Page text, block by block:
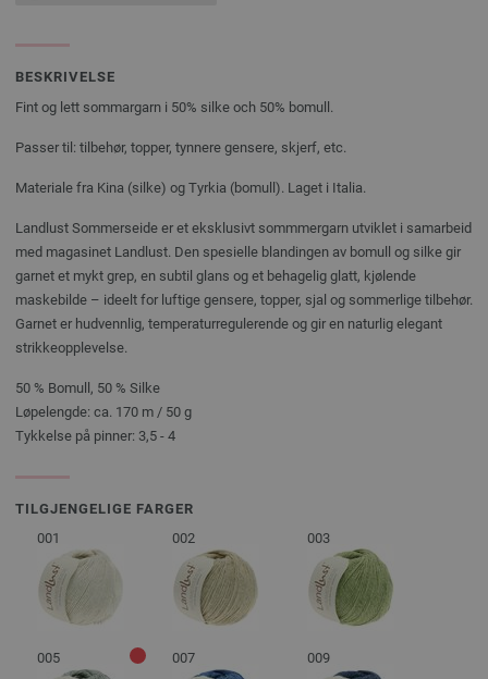
BESKRIVELSE
Fint og lett sommargarn i 50% silke och 50% bomull.
Passer til: tilbehør, topper, tynnere gensere, skjerf, etc.
Materiale fra Kina (silke) og Tyrkia (bomull). Laget i Italia.
Landlust Sommerseide er et eksklusivt sommmergarn utviklet i samarbeid
med magasinet Landlust. Den spesielle blandingen av bomull og silke gir
garnet et mykt grep, en subtil glans og et behagelig glatt, kjølende
maskebilde – ideelt for luftige gensere, topper, sjal og sommerlige tilbehør.
Garnet er hudvennlig, temperaturregulerende og gir en naturlig elegant
strikkeopplevelse.
50 % Bomull, 50 % Silke
Løpelengde: ca. 170 m / 50 g
Tykkelse på pinner: 3,5 - 4
TILGJENGELIGE FARGER
001
002 003
005 007 009